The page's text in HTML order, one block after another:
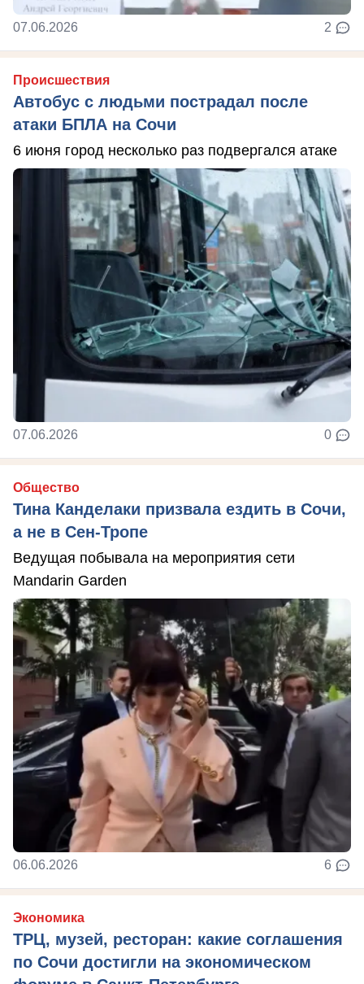
07.06.2026 2
Происшествия
Автобус с людьми пострадал после
атаки БПЛА на Сочи
6 июня город несколько раз подвергался атаке
07.06.2026 0
Общество
Тина Канделаки призвала ездить в Сочи,
а не в Сен-Тропе
Ведущая побывала на мероприятия сети
Mandarin Garden
06.06.2026 6
Экономика
ТРЦ, музей, ресторан: какие соглашения
по Сочи достигли на экономическом